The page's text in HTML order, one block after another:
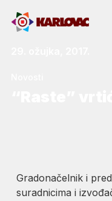
Gradonačelnik i
suradnicima i